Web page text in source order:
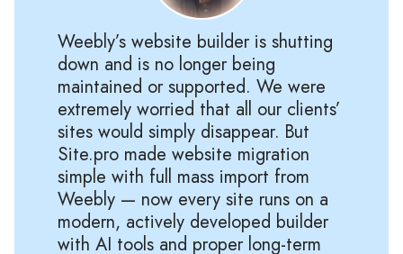
Weebly’s website builder is shutting
down and is no longer being
maintained or supported. We were
extremely worried that all our clients’
sites would simply disappear. But
Site.pro made website migration
simple with full mass import from
Weebly — now every site runs on a
modern, actively developed builder
with AI tools and proper long-term